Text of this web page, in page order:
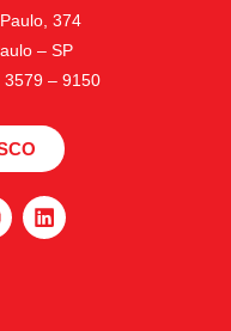
374
– SP
3579 – 9150